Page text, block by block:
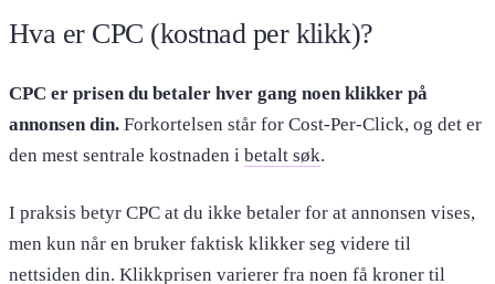
Hva er CPC (kostnad per klikk)?
CPC er prisen du betaler hver gang noen klikker på
annonsen din. Forkortelsen står for Cost-Per-Click, og det er
den mest sentrale kostnaden i betalt søk.
I praksis betyr CPC at du ikke betaler for at annonsen vises,
men kun når en bruker faktisk klikker seg videre til
nettsiden din. Klikkprisen varierer fra noen få kroner til